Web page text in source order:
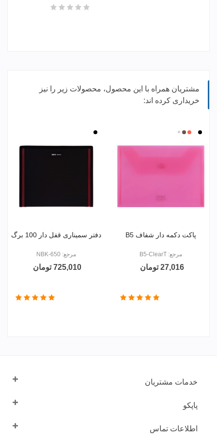
مشتریان همراه با این محصول، محصولات زیر را نیز
خریداری کرده اند:
مشکی
بیقرمز
قهوه
+
پاکت دکمه دار شفاف B5
مرجع: B5-ClearT
27,016 تومان
مشکی
دفتر سمیناری قفل دار 100 برگ
مرجع: NBK-650
725,010 تومان
خدمات مشتریان
پاپکو
اطلاعات تماس